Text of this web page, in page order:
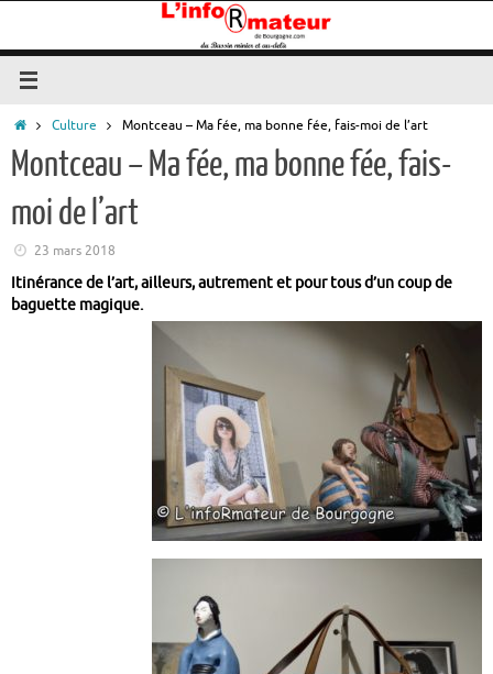
contenu
Accueil
Culture Montceau – Ma fée, ma bonne fée, fais-moi de l’art
Montceau – Ma fée, ma bonne fée, fais-
moi de l’art
23 mars 2018
Itinérance de l’art, ailleurs, autrement et pour tous d’un coup de
baguette magique.